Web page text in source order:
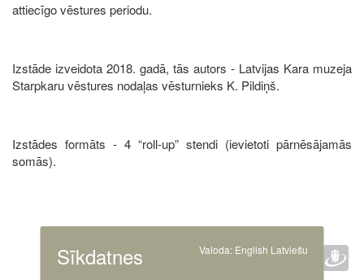
attiecīgo vēstures periodu.
Izstāde izveidota 2018. gadā, tās autors - Latvijas Kara muzeja
Starpkaru vēstures nodaļas vēsturnieks K. Pildiņš.
Izstādes formāts - 4 “roll-up” stendi (ievietoti pārnēsājamās
somās).
IETEIKT :
Sīkdatnes Valoda: English Latviešu